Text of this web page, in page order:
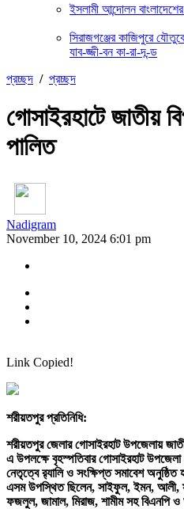
ইসলামী আন্দোলন
সিরাজগঞ্জের কাজিপুরে
যাব-জ্জী-বন কা-রা-দ-ন্ড
প্রচ্ছদ / প্রচ্ছদ
গোসাইরহাটে জাতীয়
পালিত
Nadigram
November 10, 2024 6:01 pm
Link Copied!
শরীয়তপুর প্রতিনিধি:
শরীয়তপুর জেলার গোসাইরহাট উপজেলায়
এ উপলক্ষে বৃহস্পতিবার গোসাইরহাট উপজেলা
নেতৃত্বে র‌্যালি ও সংক্ষিপ্ত সমাবেশ অনুষ্ঠিত
এসম উপস্থিত ছিলেন, সাইফুল, ইমন, আলী,
ফজলুল, জামাল, মিরাজ, শামীম সহ বিএনপি ও